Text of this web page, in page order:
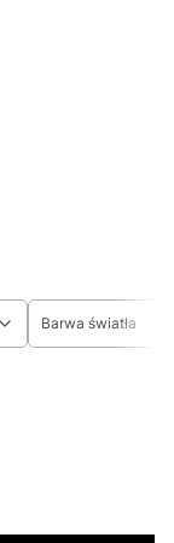
Barwa światła